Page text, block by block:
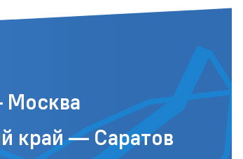
Москва
край — Саратов